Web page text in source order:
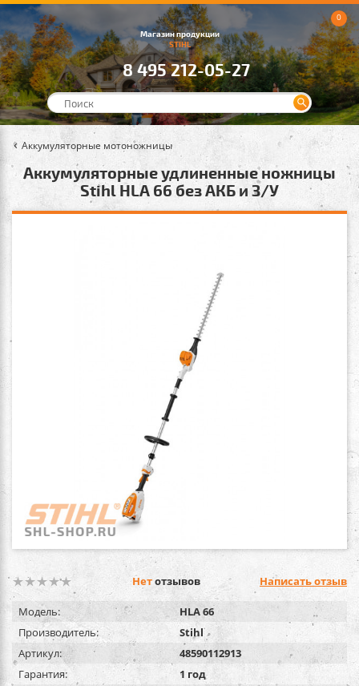
Магазин продукции
STIHL
8 495 212-05-27
0
Аккумуляторные мотоножницы
Аккумуляторные удлиненные ножницы
Stihl HLA 66 без АКБ и З/У
Нетотзывов Написать отзыв
Модель:
HLA 66
Производитель:
Stihl
Артикул:
48590112913
Гарантия:
1 год